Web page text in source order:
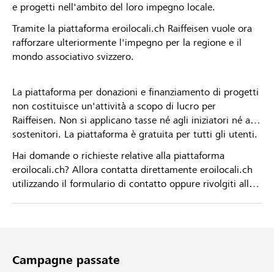
e progetti nell'ambito del loro impegno locale.
Tramite la piattaforma eroilocali.ch Raiffeisen vuole ora
rafforzare ulteriormente l'impegno per la regione e il
mondo associativo svizzero.
La piattaforma per donazioni e finanziamento di progetti
non costituisce un'attività a scopo di lucro per
Raiffeisen. Non si applicano tasse né agli iniziatori né ai
sostenitori. La piattaforma è gratuita per tutti gli utenti.
Hai domande o richieste relative alla piattaforma
eroilocali.ch? Allora contatta direttamente eroilocali.ch
utilizzando il formulario di contatto oppure rivolgiti alla
Campagne passate